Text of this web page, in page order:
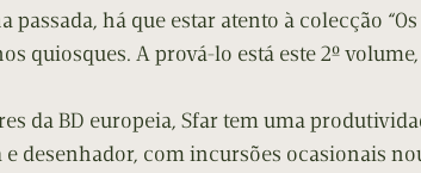
Doação de Edições
há que estar atento à colecção
quiosques. A prová-lo está este 2º
da BD europeia, Sfar tem uma
desenhador, com incursões ocasionais